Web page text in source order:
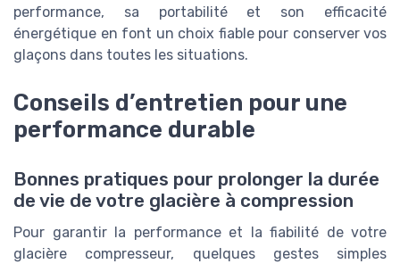
performance, sa portabilité et son efficacité
énergétique en font un choix fiable pour conserver vos
glaçons dans toutes les situations.
Conseils d’entretien pour une
performance durable
Bonnes pratiques pour prolonger la durée
de vie de votre glacière à compression
Pour garantir la performance et la fiabilité de votre
glacière compresseur, quelques gestes simples